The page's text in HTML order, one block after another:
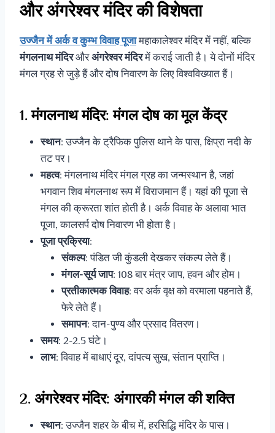
और अंगरेश्वर मंदिर की विशेषता
उज्जैन में अर्क व कुम्भ विवाह पूजामहाकालेश्वर मंदिर में नहीं, बल्कि
मंगलनाथ मंदिरऔरअंगरेश्वर मंदिरमें कराई जाती है। ये दोनों मंदिर
मंगल ग्रह से जुड़े हैं और दोष निवारण के लिए विश्वविख्यात हैं।
1. मंगलनाथ मंदिर: मंगल दोष का मूल केंद्र
स्थान: उज्जैन के ट्रैफिक पुलिस थाने के पास, क्षिप्रा नदी के
तट पर।
महत्व: मंगलनाथ मंदिर मंगल ग्रह का जन्मस्थान है, जहां
भगवान शिव मंगलनाथ रूप में विराजमान हैं। यहां की पूजा से
मंगल की क्रूरता शांत होती है। अर्क विवाह के अलावा भात
पूजा, कालसर्प दोष निवारण भी होता है।
पूजा प्रक्रिया:
संकल्प: पंडित जी कुंडली देखकर संकल्प लेते हैं।
मंगल-सूर्य जाप: 108 बार मंत्र जाप, हवन और होम।
प्रतीकात्मक विवाह: वर अर्क वृक्ष को वरमाला पहनाते हैं,
फेरे लेते हैं।
समापन: दान-पुण्य और प्रसाद वितरण।
समय: 2-2.5 घंटे।
लाभ: विवाह में बाधाएं दूर, दांपत्य सुख, संतान प्राप्ति।
2. अंगरेश्वर मंदिर: अंगारकी मंगल की शक्ति
स्थान: उज्जैन शहर के बीच में, हरसिद्धि मंदिर के पास।